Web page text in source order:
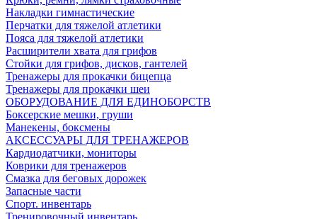
Накладки гимнастические
Перчатки для тяжелой атлетики
Пояса для тяжелой атлетики
Расширители хвата для грифов
Стойки для грифов, дисков, гантелей
Тренажеры для прокачки бицепца
Тренажеры для прокачки шеи
ОБОРУДОВАНИЕ ДЛЯ ЕДИНОБОРСТВ
Боксерские мешки, груши
Манекены, боксмены
АКСЕССУАРЫ ДЛЯ ТРЕНАЖЕРОВ
Кардиодатчики, мониторы
Коврики для тренажеров
Смазка для беговых дорожек
Запасные части
Спорт. инвентарь
Тренировочный инвентарь